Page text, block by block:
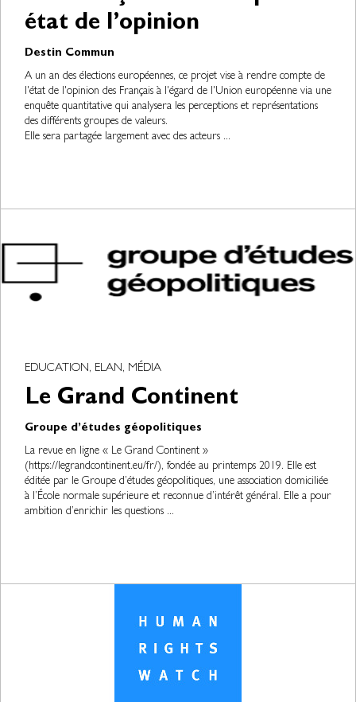
état de l’opinion
Destin Commun
A un an des élections européennes, ce projet vise à rendre compte de
l'état de l'opinion des Français à l'égard de l'Union européenne via une
enquête quantitative qui analysera les perceptions et représentations
des différents groupes de valeurs.
Elle sera partagée largement avec des acteurs ...
EDUCATION, ELAN, MÉDIA
Le Grand Continent
Groupe d’études géopolitiques
La revue en ligne « Le Grand Continent »
(https://legrandcontinent.eu/fr/), fondée au printemps 2019. Elle est
éditée par le Groupe d’études géopolitiques, une association domiciliée
à l’École normale supérieure et reconnue d’intérêt général. Elle a pour
ambition d’enrichir les questions ...